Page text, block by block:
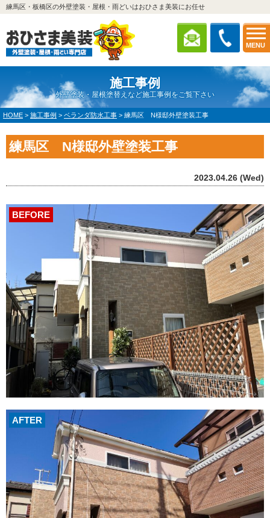
MENU
練馬区・板橋区の外壁塗装・屋根・雨どいはおひさま美装にお任せ
施工事例
外壁塗装・屋根塗替えなど施工事例をご覧下さい
HOME > 施工事例 > ベランダ防水工事 > 練馬区 N様邸外壁塗装工事
練馬区 N様邸外壁塗装工事
2023.04.26 (Wed)
AFTER
BEFORE